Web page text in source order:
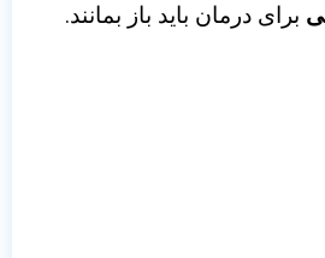
برای درمان باید باز بمانند.